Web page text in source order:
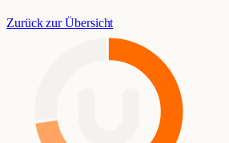
Zurück zur Übersicht